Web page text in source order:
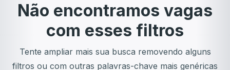
Não encontramos vagas
com esses filtros
Tente ampliar mais sua busca removendo alguns
filtros ou com outras palavras-chave mais genéricas